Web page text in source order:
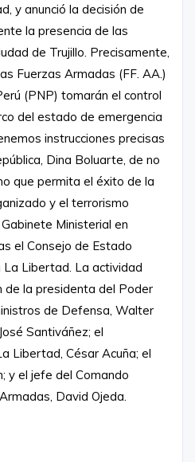
y anunció la decisión de
la presencia de las
de Trujillo. Precisamente,
Fuerzas Armadas (FF. AA.)
(PNP) tomarán el control
del estado de emergencia
instrucciones precisas
Dina Boluarte, de no
que permita el éxito de la
y el terrorismo
Ministerial en
el Consejo de Estado
La Libertad. La actividad
de la presidenta del Poder
de Defensa, Walter
Santiváñez; el
Libertad, César Acuña; el
y el jefe del Comando
David Ojeda.